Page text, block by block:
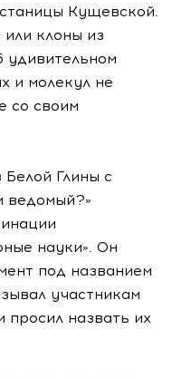
Кущевской.
клоны из
удивительном
и молекул не
со своим
Глины с
ведомый?»
науки». Он
под названием
участникам
назвать их